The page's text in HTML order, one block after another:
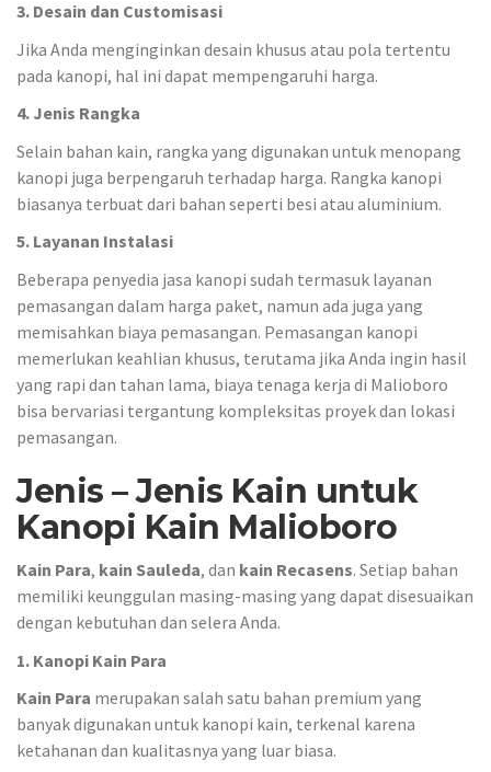
3. Desain dan Customisasi
Jika Anda menginginkan desain khusus atau pola tertentu
pada kanopi, hal ini dapat mempengaruhi harga.
4. Jenis Rangka
Selain bahan kain, rangka yang digunakan untuk menopang
kanopi juga berpengaruh terhadap harga. Rangka kanopi
biasanya terbuat dari bahan seperti besi atau aluminium.
5. Layanan Instalasi
Beberapa penyedia jasa kanopi sudah termasuk layanan
pemasangan dalam harga paket, namun ada juga yang
memisahkan biaya pemasangan. Pemasangan kanopi
memerlukan keahlian khusus, terutama jika Anda ingin hasil
yang rapi dan tahan lama, biaya tenaga kerja di Malioboro
bisa bervariasi tergantung kompleksitas proyek dan lokasi
pemasangan.
Jenis – Jenis Kain untuk
Kanopi Kain Malioboro
Kain Para, kain Sauleda, dan kain Recasens. Setiap bahan
memiliki keunggulan masing-masing yang dapat disesuaikan
dengan kebutuhan dan selera Anda.
1. Kanopi Kain Para
Kain Para merupakan salah satu bahan premium yang
banyak digunakan untuk kanopi kain, terkenal karena
ketahanan dan kualitasnya yang luar biasa.